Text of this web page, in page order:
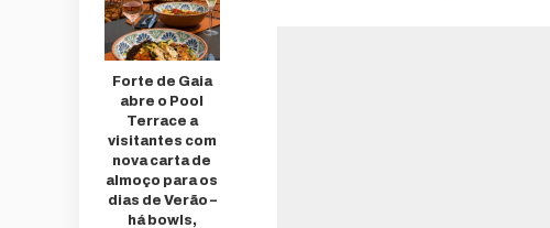
Forte de Gaia
abre o Pool
Terrace a
visitantes com
nova carta de
almoço para os
dias de Verão –
há bowls,